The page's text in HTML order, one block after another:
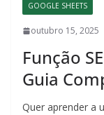
GOOGLE SHEETS
outubro 15, 2025
Função
Guia
Quer aprender a